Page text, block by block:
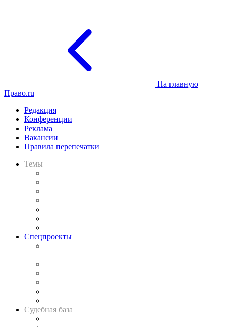
На главную
Право.ru
Редакция
Конференции
Реклама
Вакансии
Правила перепечатки
Темы
Спецпроекты
Судебная база